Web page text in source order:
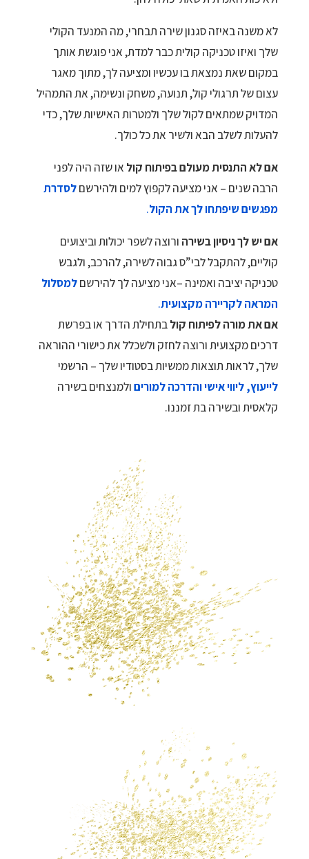
לא משנה באיזה סגנון שירה תבחרי, מה המנעד הקולי
שלך ואיזו טכניקה קולית כבר למדת, אני פוגשת אותך
במקום שאת נמצאת בו עכשיו ומציעה לך, מתוך מאגר
עצום של תרגולי קול, תנועה, משחק ונשימה, את התמהיל
המדויק שמתאים לקול שלך ולמטרות האישיות שלך, כדי
להעלות לשלב הבא ולשיר את כל כולך.
אם לא התנסית מעולם בפיתוח קול או שזה היה לפני
הרבה שנים – אני מציעה לקפוץ למים ולהירשםלסדרת
מפגשים שיפתחולך את הקול.
אם יש לך ניסיון בשירה ורוצה לשפר יכולות וביצועים
קוליים, להתקבל לבי”ס גבוה לשירה, להרכב, ולגבש
טכניקה יציבה ואמינה –אני מציעה לך להירשםלמסלול
המראהלקריירה מקצועית.
אם את מורה לפיתוח קולבתחילת הדרך או בפרשת
דרכים מקצועית ורוצה לחזק ולשכלל את כישורי ההוראה
שלך, לראות תוצאות ממשיות בסטודיו שלך – הרשמי
לייעוץ, ליווי אישי והדרכה למוריםולמנצחים בשירה
קלאסית ובשירה בת זמננו.